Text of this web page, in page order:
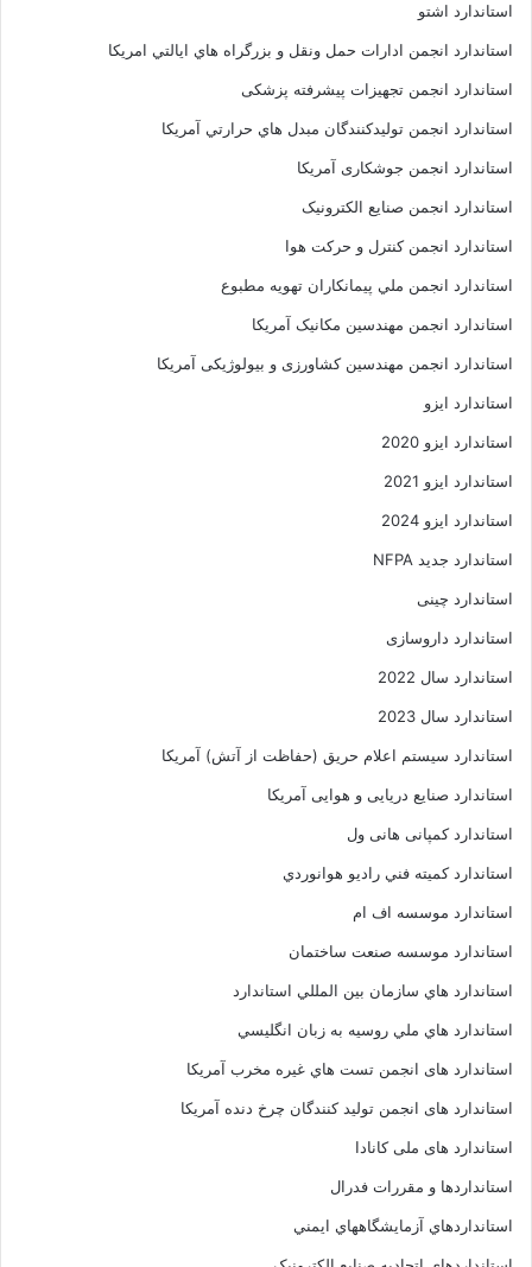
استاندارد اشتو
استاندارد انجمن ادارات حمل ونقل و بزرگراه هاي ايالتي امريکا
استاندارد انجمن تجهیزات پیشرفته پزشکی
استاندارد انجمن توليدکنندگان مبدل هاي حرارتي آمريکا
استاندارد انجمن جوشکاری آمریکا
استاندارد انجمن صنايع الکترونيک
استاندارد انجمن کنترل و حرکت هوا
استاندارد انجمن ملي پيمانکاران تهويه مطبوع
استاندارد انجمن مهندسين مکانيک آمريکا
استاندارد انجمن مهندسین کشاورزی و بیولوژیکی آمریکا
استاندارد ایزو
استاندارد ایزو 2020
استاندارد ایزو 2021
استاندارد ایزو 2024
استاندارد جدید NFPA
استاندارد چینی
استاندارد داروسازی
استاندارد سال 2022
استاندارد سال 2023
استاندارد سیستم اعلام حریق (حفاظت از آتش) آمریکا
استاندارد صنایع دریایی و هوایی آمریکا
استاندارد کمپانی هانی ول
استاندارد کميته فني راديو هوانوردي
استاندارد موسسه اف ام
استاندارد موسسه صنعت ساختمان
استاندارد هاي سازمان بين المللي استاندارد
استاندارد هاي ملي روسيه به زبان انگليسي
استاندارد های انجمن تست هاي غيره مخرب آمريکا
استاندارد های انجمن توليد کنندگان چرخ دنده آمريکا
استاندارد های ملی کانادا
استانداردها و مقررات فدرال
استانداردهاي آزمايشگاههاي ايمني